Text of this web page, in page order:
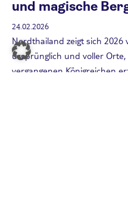
und magische
24.02.2026
Nordthailand zeigt sich 2026
ursprünglich und voller
vergangenen Königreichen